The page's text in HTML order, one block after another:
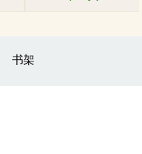
书架